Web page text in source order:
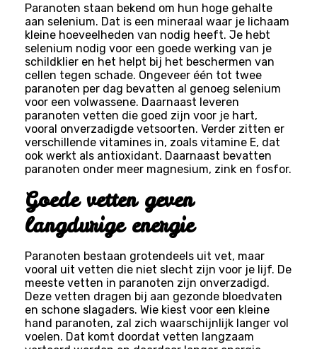
Paranoten staan bekend om hun hoge gehalte
aan selenium. Dat is een mineraal waar je lichaam
kleine hoeveelheden van nodig heeft. Je hebt
selenium nodig voor een goede werking van je
schildklier en het helpt bij het beschermen van
cellen tegen schade. Ongeveer één tot twee
paranoten per dag bevatten al genoeg selenium
voor een volwassene. Daarnaast leveren
paranoten vetten die goed zijn voor je hart,
vooral onverzadigde vetsoorten. Verder zitten er
verschillende vitamines in, zoals vitamine E, dat
ook werkt als antioxidant. Daarnaast bevatten
paranoten onder meer magnesium, zink en fosfor.
Goede vetten geven
langdurige energie
Paranoten bestaan grotendeels uit vet, maar
vooral uit vetten die niet slecht zijn voor je lijf. De
meeste vetten in paranoten zijn onverzadigd.
Deze vetten dragen bij aan gezonde bloedvaten
en schone slagaders. Wie kiest voor een kleine
hand paranoten, zal zich waarschijnlijk langer vol
voelen. Dat komt doordat vetten langzaam